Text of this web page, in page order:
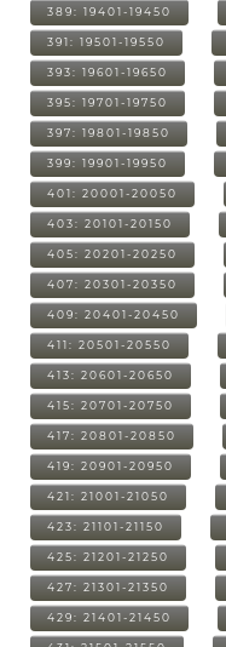
389: 19401-19450
391: 19501-19550
393: 19601-19650
395: 19701-19750
397: 19801-19850
399: 19901-19950
401: 20001-20050
403: 20101-20150
405: 20201-20250
407: 20301-20350
409: 20401-20450
411: 20501-20550
413: 20601-20650
415: 20701-20750
417: 20801-20850
419: 20901-20950
421: 21001-21050
423: 21101-21150
425: 21201-21250
427: 21301-21350
429: 21401-21450